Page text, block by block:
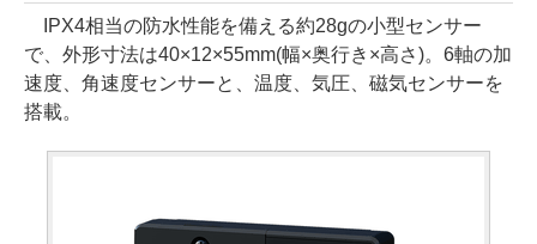
IPX4相当の防水性能を備える約28gの小型センサー
で、外形寸法は40×12×55mm(幅×奥行き×高さ)。6軸の加
速度、角速度センサーと、温度、気圧、磁気センサーを
搭載。